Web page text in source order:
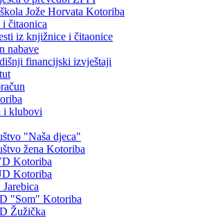
Jože Horvata Kotoriba
čitaonica
iz knjižnice i čitaonice
nabave
financijski izvještaji
i klubovi
"Naša djeca"
žena Kotoriba
Kotoriba
Kotoriba
"Som" Kotoriba
Žužička